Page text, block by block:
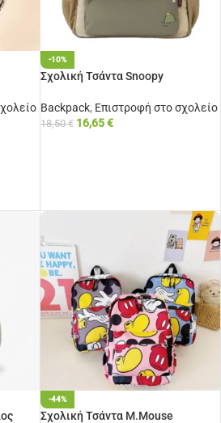
-10%
Σχολική Τσάντα Snoopy
Backpack, Επιστροφή στο σχολείο
18,50€ 16,65€
-44%
Σχολική Τσάντα M.Mouse